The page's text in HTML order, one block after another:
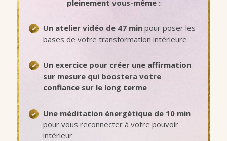
pleinement vous-même:
Un atelier vidéo de 47 min pour poser les
bases de votre transformation intérieure
Un exercice pour créer une affirmation
sur mesure qui boostera votre
confiance sur le long terme
Une méditation énergétique de 10 min
pour vous reconnecter à votre pouvoir
intérieur